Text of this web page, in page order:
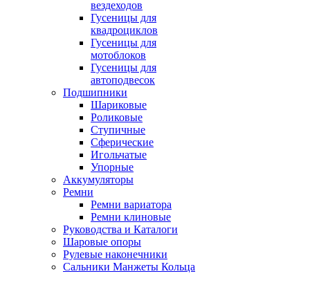
вездеходов
Гусеницы для
квадроциклов
Гусеницы для
мотоблоков
Гусеницы для
автоподвесок
Подшипники
Шариковые
Роликовые
Ступичные
Сферические
Игольчатые
Упорные
Аккумуляторы
Ремни
Ремни вариатора
Ремни клиновые
Руководства и Каталоги
Шаровые опоры
Рулевые наконечники
Сальники Манжеты Кольца